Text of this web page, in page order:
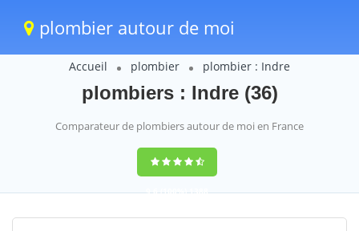
plombier autour de moi
Accueil plombier plombier : Indre
plombiers : Indre (36)
Comparateur de plombiers autour de moi en France
9,6(100%)1388
votes